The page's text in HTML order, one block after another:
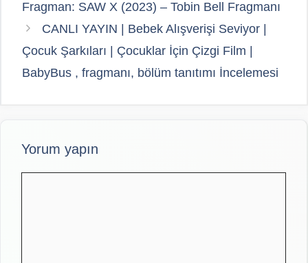
Fragman: SAW X (2023) – Tobin Bell Fragmanı
CANLI YAYIN | Bebek Alışverişi Seviyor |
Çocuk Şarkıları | Çocuklar İçin Çizgi Film |
BabyBus , fragmanı, bölüm tanıtımı İncelemesi
Yorum yapın